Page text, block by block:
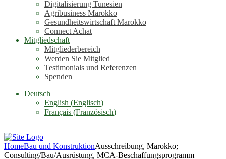
Digitalisierung Tunesien
Agribusiness Marokko
Gesundheitswirtschaft Marokko
Connect Achat
Mitgliedschaft
Mitgliederbereich
Werden Sie Mitglied
Testimonials und Referenzen
Spenden
Deutsch
English (Englisch)
Français (Französisch)
HomeBau und KonstruktionAusschreibung, Marokko;
Consulting/Bau/Ausrüstung, MCA-Beschaffungsprogramm